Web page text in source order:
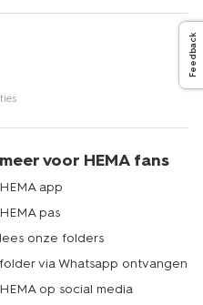
meer voor HEMA fans
HEMA app
HEMA pas
lees onze folders
folder via Whatsapp ontvangen
HEMA op social media
Feedback